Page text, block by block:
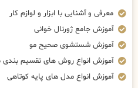
معرفی و آشنایی با ابزار و لوازم کار
آموزش جامع ژورنال خوانی
آموزش شستشوی صحیح مو
آموزش انواع روش های تقسیم بندی
آموزش انواع مدل های پایه کوتاهی